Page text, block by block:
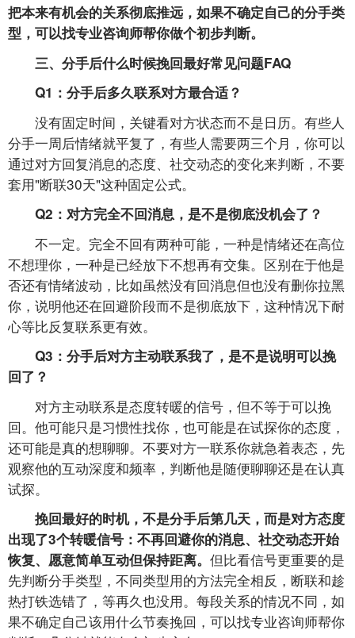
把本来有机会的关系彻底推远，如果不确定自己的分手类
型，可以找专业咨询师帮你做个初步判断。
三、分手后什么时候挽回最好常见问题FAQ
Q1：分手后多久联系对方最合适？
没有固定时间，关键看对方状态而不是日历。有些人
分手一周后情绪就平复了，有些人需要两三个月，你可以
通过对方回复消息的态度、社交动态的变化来判断，不要
套用"断联30天"这种固定公式。
Q2：对方完全不回消息，是不是彻底没机会了？
不一定。完全不回有两种可能，一种是情绪还在高位
不想理你，一种是已经放下不想再有交集。区别在于他是
否还有情绪波动，比如虽然没有回消息但也没有删你拉黑
你，说明他还在回避阶段而不是彻底放下，这种情况下耐
心等比反复联系更有效。
Q3：分手后对方主动联系我了，是不是说明可以挽
回了？
对方主动联系是态度转暖的信号，但不等于可以挽
回。他可能只是习惯性找你，也可能是在试探你的态度，
还可能是真的想聊聊。不要对方一联系你就急着表态，先
观察他的互动深度和频率，判断他是随便聊聊还是在认真
试探。
挽回最好的时机，不是分手后第几天，而是对方态度
出现了3个转暖信号：不再回避你的消息、社交动态开始
恢复、愿意简单互动但保持距离。 但比看信号更重要的是
先判断分手类型，不同类型用的方法完全相反，断联和趁
热打铁选错了，等再久也没用。每段关系的情况不同，如
果不确定自己该用什么节奏挽回，可以找专业咨询师帮你